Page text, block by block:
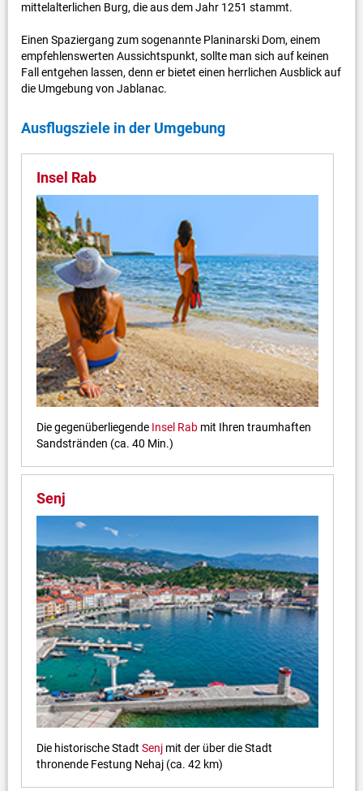
mittelalterlichen Burg, die aus dem Jahr 1251 stammt.
Einen Spaziergang zum sogenannte Planinarski Dom, einem
empfehlenswerten Aussichtspunkt, sollte man sich auf keinen
Fall entgehen lassen, denn er bietet einen herrlichen Ausblick auf
die Umgebung von Jablanac.
Ausflugsziele in der Umgebung
Insel Rab
Die gegenüberliegende Insel Rabmit Ihren traumhaften
Sandstränden (ca. 40 Min.)
Senj
Die historische Stadt Senjmit der über die Stadt
thronende Festung Nehaj (ca. 42 km)